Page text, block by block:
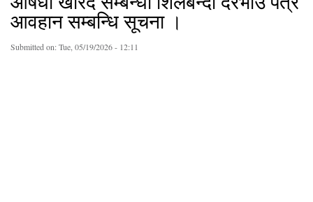
आवहान सम्बन्धि सूचना ।
Submitted on:Tue, 05/19/2026 - 12:11